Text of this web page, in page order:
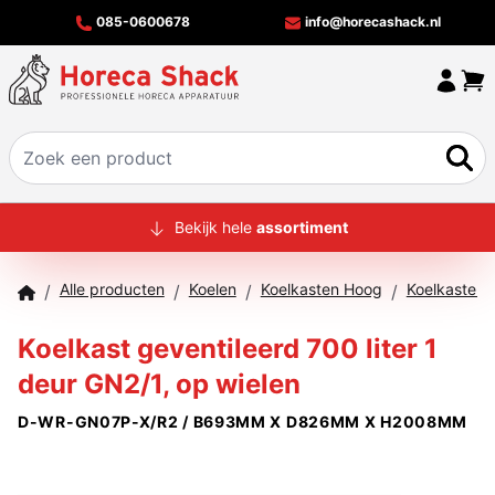
085-0600678 info@horecashack.nl
HOME
OVER ONS
MERKEN
OFFERTECHECKER
CONTACT
Bekijk hele assortiment
/ Alle producten / Koelen / Koelkasten Hoog / Koelkasten
Koelkast geventileerd 700 liter 1
deur GN2/1, op wielen
D-WR-GN07P-X/R2 / B693MM X D826MM X H2008MM